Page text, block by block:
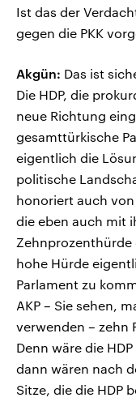
Ist das der
gegen die PKK
Akgün: Das ist
Die HDP, die
neue Richtung
gesamttürkische
eigentlich die
politische
honoriert auch
die eben auch mit
hohe Hürde
Parlament zu
AKP – Sie sehen,
verwenden – zehn
Denn wäre die
dann wären nach
Sitze, die die HDP